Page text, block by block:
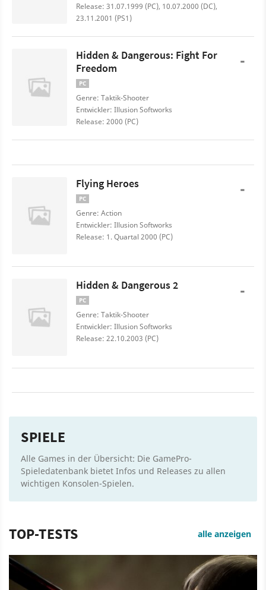
Release: 31.07.1999 (PC), 10.07.2000 (DC),
23.11.2001 (PS1)
Hidden & Dangerous: Fight For
Freedom
PC
Genre: Taktik-Shooter
Entwickler: Illusion Softworks
Release: 2000 (PC)
-
Flying Heroes
PC
Genre: Action
Entwickler: Illusion Softworks
Release: 1. Quartal 2000 (PC)
-
Hidden & Dangerous 2
PC
Genre: Taktik-Shooter
Entwickler: Illusion Softworks
Release: 22.10.2003 (PC)
-
SPIELE
Alle Games in der Übersicht: Die GamePro-
Spieledatenbank bietet Infos und Releases zu allen
wichtigen Konsolen-Spielen.
TOP-TESTS alle anzeigen